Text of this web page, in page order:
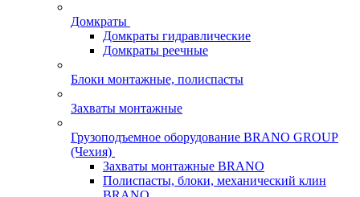
Домкраты
Домкраты гидравлические
Домкраты реечные
Блоки монтажные, полиспасты
Захваты монтажные
Грузоподъемное оборудование BRANO GROUP
(Чехия)
Захваты монтажные BRANO
Полиспасты, блоки, механический клин